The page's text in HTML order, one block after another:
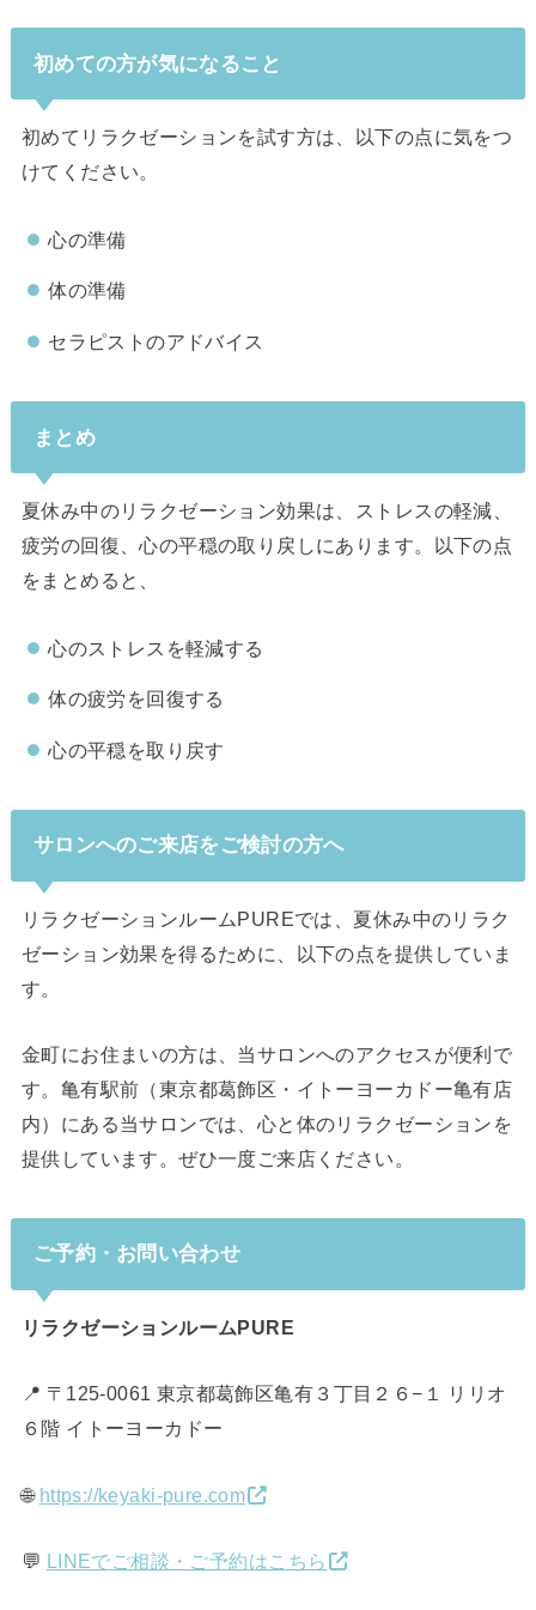
初めての方が気になること
初めてリラクゼーションを試す方は、以下の点に気をつ
けてください。
心の準備
体の準備
セラピストのアドバイス
まとめ
夏休み中のリラクゼーション効果は、ストレスの軽減、
疲労の回復、心の平穏の取り戻しにあります。以下の点
をまとめると、
心のストレスを軽減する
体の疲労を回復する
心の平穏を取り戻す
サロンへのご来店をご検討の方へ
リラクゼーションルームPUREでは、夏休み中のリラク
ゼーション効果を得るために、以下の点を提供していま
す。
金町にお住まいの方は、当サロンへのアクセスが便利で
す。亀有駅前（東京都葛飾区・イトーヨーカドー亀有店
内）にある当サロンでは、心と体のリラクゼーションを
提供しています。ぜひ一度ご来店ください。
ご予約・お問い合わせ
リラクゼーションルームPURE
📍 〒125-0061 東京都葛飾区亀有３丁目２６−１ リリオ
６階 イトーヨーカドー
🌐 https://keyaki-pure.com
💬 LINEでご相談・ご予約はこちら